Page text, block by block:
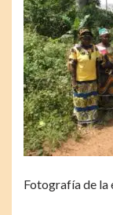
Fotografía de la